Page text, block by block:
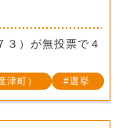
）が無投票で４
津町） 選挙